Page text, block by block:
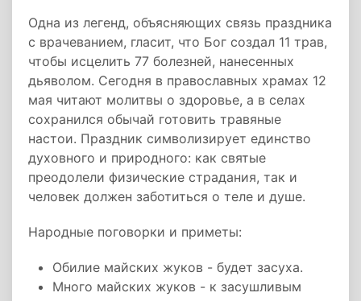
Одна из легенд, объясняющих связь праздника
с врачеванием, гласит, что Бог создал 11 трав,
чтобы исцелить 77 болезней, нанесенных
дьяволом. Сегодня в православных храмах 12
мая читают молитвы о здоровье, а в селах
сохранился обычай готовить травяные
настои. Праздник символизирует единство
духовного и природного: как святые
преодолели физические страдания, так и
человек должен заботиться о теле и душе.
Народные поговорки и приметы:
Обилие майских жуков - будет засуха.
Много майских жуков - к засушливым